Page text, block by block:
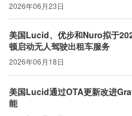
2026年06月23日
美国Lucid、优步和Nuro拟于
顿启动无人驾驶出租车服务
2026年06月18日
美国Lucid通过OTA更新改进
能